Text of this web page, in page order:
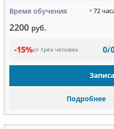
Время обучения 72
2200 руб.
-15%от трёх человек 0/
Подробнее